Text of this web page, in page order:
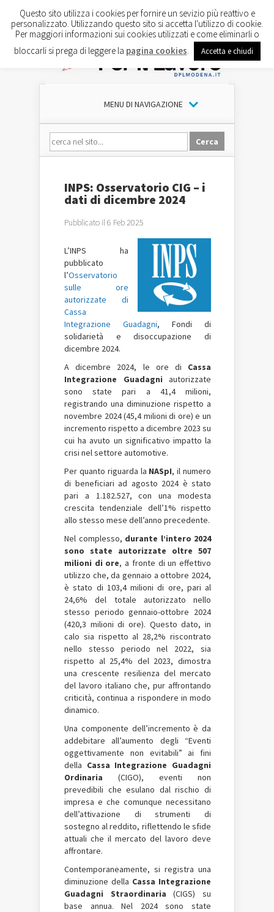
MENU DI NAVIGAZIONE
INPS: Osservatorio CIG – i
dati di dicembre 2024
Pubblicato il 6 Feb 2025
L’INPS ha
pubblicato
l’Osservatorio
sulle ore
autorizzate di
Cassa
Integrazione Guadagni, Fondi di
solidarietà e disoccupazione di
dicembre 2024.
A dicembre 2024, le ore di Cassa
Integrazione Guadagni autorizzate
sono state pari a 41,4 milioni,
registrando una diminuzione rispetto a
novembre 2024 (45,4 milioni di ore) e un
incremento rispetto a dicembre 2023 su
cui ha avuto un significativo impatto la
crisi nel settore automotive.
Per quanto riguarda la NASpI, il numero
di beneficiari ad agosto 2024 è stato
pari a 1.182.527, con una modesta
crescita tendenziale dell’1% rispetto
allo stesso mese dell’anno precedente.
Nel complesso, durante l’intero 2024
sono state autorizzate oltre 507
milioni di ore, a fronte di un effettivo
utilizzo che, da gennaio a ottobre 2024,
è stato di 103,4 milioni di ore, pari al
24,6% del totale autorizzato nello
stesso periodo gennaio-ottobre 2024
(420,3 milioni di ore). Questo dato, in
calo sia rispetto al 28,2% riscontrato
nello stesso periodo nel 2022, sia
rispetto al 25,4% del 2023, dimostra
una crescente resilienza del mercato
del lavoro italiano che, pur affrontando
criticità, continua a rispondere in modo
dinamico.
Una componente dell’incremento è da
addebitare all’aumento degli “Eventi
oggettivamente non evitabili” ai fini
della Cassa Integrazione Guadagni
Ordinaria (CIGO), eventi non
prevedibili che esulano dal rischio di
impresa e che comunque necessitano
dell’attivazione di strumenti di
sostegno al reddito, riflettendo le sfide
attuali che il mercato del lavoro deve
affrontare.
Contemporaneamente, si registra una
diminuzione della Cassa Integrazione
Guadagni Straordinaria(CIGS) su
base annua. Nel 2024 sono state
Questo sito utilizza i cookies per fornire un sevizio più reattivo e
personalizzato. Utilizzando questo sito si accetta l'utilizzo di cookie.
Per maggiori informazioni sui cookies utilizzati e come eliminarli o
bloccarli si prega di leggere la pagina cookies Accetta e chiudi